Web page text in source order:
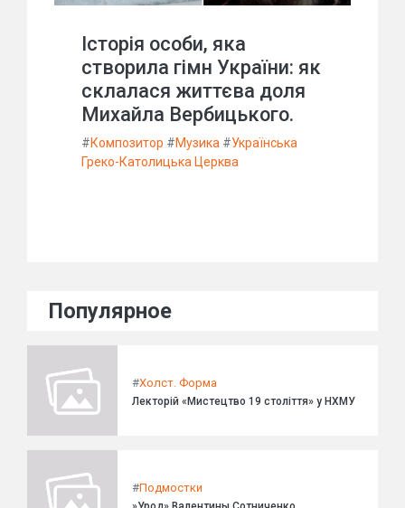
Історія особи, яка
створила гімн України: як
склалася життєва доля
Михайла Вербицького.
#Композитор #Музика #Українська
Греко-Католицька Церква
Популярное
#Холст. Форма
Лекторій «Мистецтво 19 століття» у НХМУ
#Подмостки